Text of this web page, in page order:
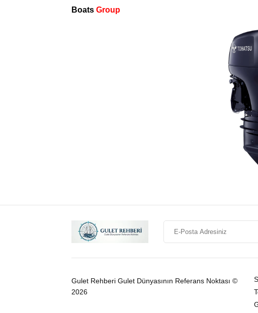
Boats Group
Gulet Rehberi Gulet Dünyasının Referans Noktası ©
2026